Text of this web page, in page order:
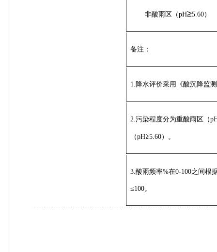
非酸雨区（pH≥5.60）
备注：
1.降水评价采用《酸沉降监
2.污染程度分为重酸雨区（
（pH≥5.60） 。
3.酸雨频率%在0-100之间根
≤100。